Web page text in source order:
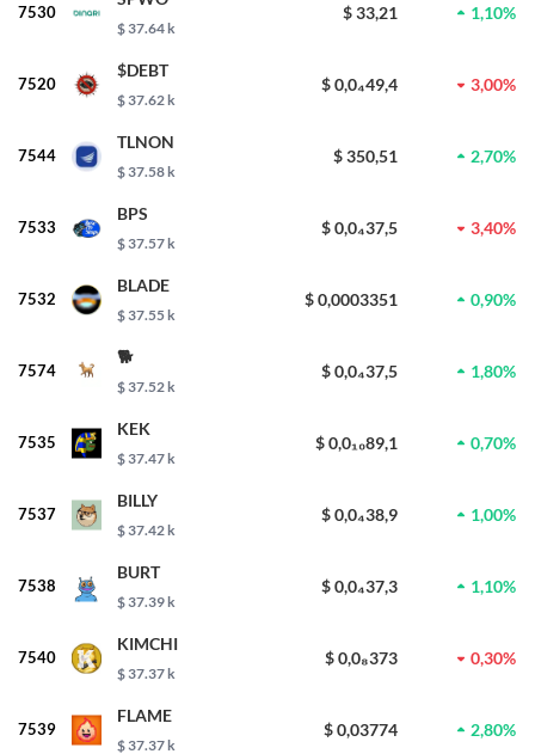
7530
$ 37.64 k
$ 33,21 1,10%
7520
$DEBT
$ 37.62 k
$ 0,0₄49,4 3,00%
7544
TLNON
$ 37.58 k
$ 350,51 2,70%
7533
BPS
$ 37.57 k
$ 0,0₄37,5 3,40%
7532
BLADE
$ 37.55 k
$ 0,0003351 0,90%
7574
🐕
$ 37.52 k
$ 0,0₄37,5 1,80%
7535
KEK
$ 37.47 k
$ 0,0₁₀89,1 0,70%
7537
BILLY
$ 37.42 k
$ 0,0₄38,9 1,00%
7538
BURT
$ 37.39 k
$ 0,0₄37,3 1,10%
7540
KIMCHI
$ 37.37 k
$ 0,0₈373 0,30%
7539
FLAME
$ 37.37 k
$ 0,03774 2,80%